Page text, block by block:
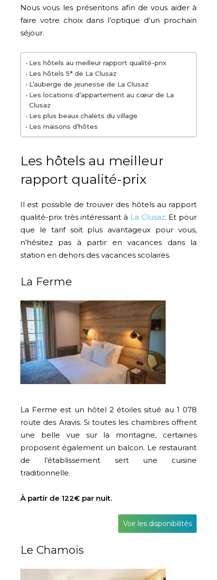
Nous vous les présentons afin de vous aider à
faire votre choix dans l’optique d’un prochain
séjour.
Les hôtels au meilleur rapport qualité-prix
Les hôtels 5* de La Clusaz
L’auberge de jeunesse de La Clusaz
Les locations d’appartement au cœur de La
Clusaz
Les plus beaux chalets du village
Les maisons d’hôtes
Les hôtels au meilleur
rapport qualité-prix
Il est possible de trouver des hôtels au rapport
qualité-prix très intéressant à La Clusaz. Et pour
que le tarif soit plus avantageux pour vous,
n’hésitez pas à partir en vacances dans la
station en dehors des vacances scolaires.
La Ferme
La Ferme est un hôtel 2 étoiles situé au 1 078
route des Aravis. Si toutes les chambres offrent
une belle vue sur la montagne, certaines
proposent également un balcon. Le restaurant
de l’établissement sert une cuisine
traditionnelle.
À partir de 122€ par nuit.
Voir les disponibilités
Le Chamois